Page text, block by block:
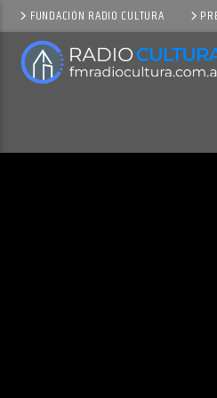
FUNDACIÓN RADIO CULTURA